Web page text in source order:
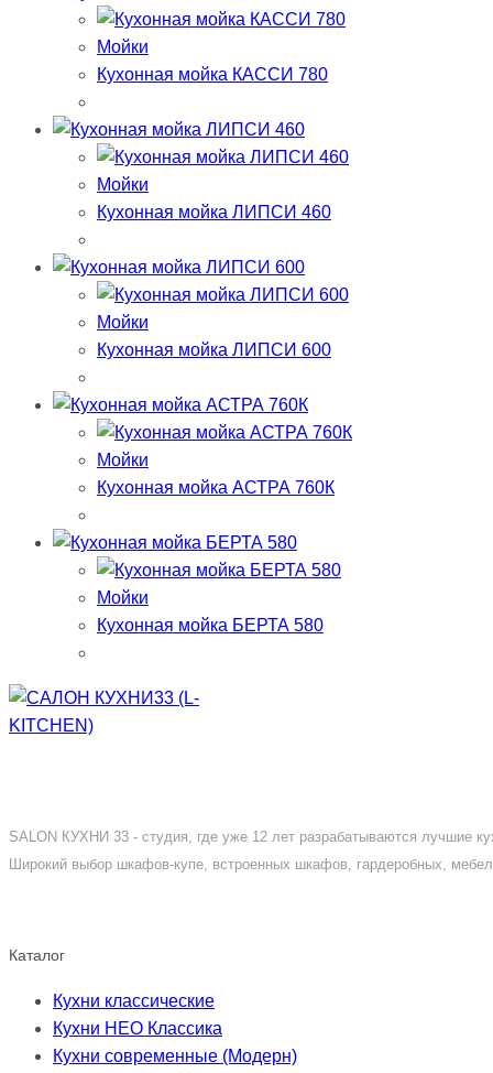
Мойки
Кухонная мойка КАССИ 780
Мойки
Кухонная мойка ЛИПСИ 460
Мойки
Кухонная мойка ЛИПСИ 600
Мойки
Кухонная мойка АСТРА 760К
Мойки
Кухонная мойка БЕРТА 580
SALON КУХНИ 33 - студия, где уже 12 лет разрабатываются лучшие
Широкий выбор шкафов-купе, встроенных шкафов, гардеробных,
Каталог
Кухни классические
Кухни НЕО Классика
Кухни современные (Модерн)